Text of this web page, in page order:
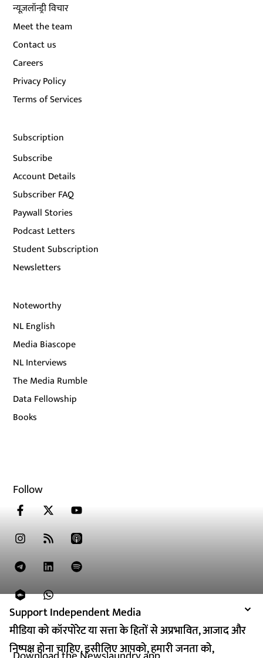
Support Independent Media
मीडिया को कॉरपोरेट या सत्ता के हितों से अप्रभावित, आजाद और
निष्पक्ष होना चाहिए. इसीलिए आपको, हमारी जनता को,
Support Independent Media
मीडिया को कॉरपोरेट या सत्ता के हितों से अप्रभावित, आजाद और
निष्पक्ष होना चाहिए. इसीलिए आपको, हमारी जनता को,
न्यूज़लॉन्ड्री विचार
Meet the team
Contact us
Careers
Privacy Policy
Terms of Services
Subscription
Subscribe
Account Details
Subscriber FAQ
Paywall Stories
Podcast Letters
Student Subscription
Newsletters
Noteworthy
NL English
Media Biascope
NL Interviews
The Media Rumble
Data Fellowship
Books
Follow